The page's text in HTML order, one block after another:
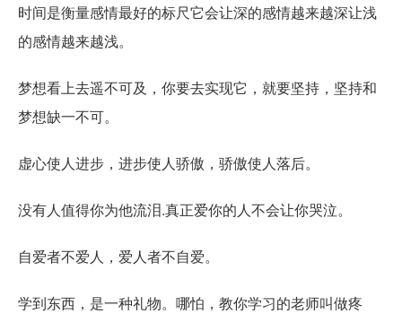
时间是衡量感情最好的标尺它会让深的感情越来越深让浅
的感情越来越浅。
梦想看上去遥不可及，你要去实现它，就要坚持，坚持和
梦想缺一不可。
虚心使人进步，进步使人骄傲，骄傲使人落后。
没有人值得你为他流泪.真正爱你的人不会让你哭泣。
自爱者不爱人，爱人者不自爱。
学到东西，是一种礼物。哪怕，教你学习的老师叫做疼